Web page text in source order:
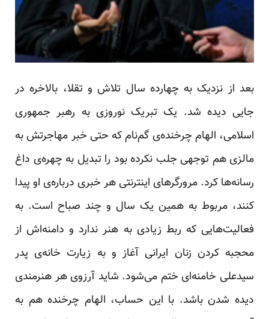
بعد از نزدیک به چهارده سال تلاش و تقلا، بالاخره در
جایی دیده شد. یک تبریک نوروزی به رهبر جمهوری
اسلامی، الهام چرخنده‌ی گم‌نام که حتی خبر مهاجرتش به
مالزی هم توجهی جلب نکرده بود را تبدیل به چهره‌ی داغ
رسانه‌ها کرد. مرورگرهای اینترنتی هر خبری درباره‌ی او پیدا
کنند، مربوط به همین یک سال و چند صباح است. به
فعالیت‌هایی که ربط زیادی به هنر ندارد و دامنه‌اش از
محجبه کردن زنان ایرانی آغاز و به زیارت خانه‌ی پدر
سیدعلی خامنه‌ای ختم می‌شود. شاید آرزوی هر هنرمندی
دیده شدن باشد. با این حساب، الهام چرخنده هم به